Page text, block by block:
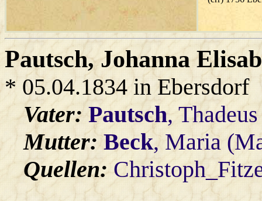
Pautsch, Johanna
* 05.04.1834 in Ebersdorf
Vater:Pautsch,
Mutter:Beck, Maria
Quellen: